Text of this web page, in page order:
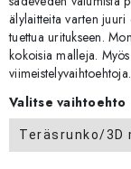
älylaitteita varten juuri
tuettua uritukseen.
kokoisia malleja.
Valitse vaihtoehto
Teräsrunko/